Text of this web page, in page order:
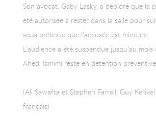
Son avocat, Gaby Lasky, a déploré que la
été autorisée à rester dans la salle pour
sous prétexte que l’accusée est mineure.
L’audience a été suspendue jusqu’au
Ahed Tamimi reste en détention préventive.
(Ali Sawafta et Stephen Farrell, Guy
français)